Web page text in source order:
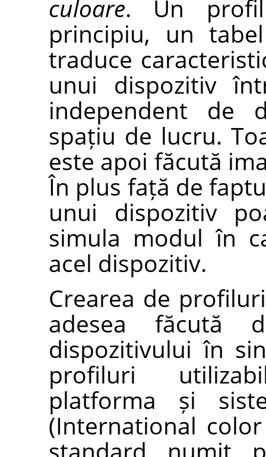
culoare. Un
principiu, un
traduce
unui dispozitiv
independent de
spațiu de lucru.
este apoi făcută
În plus față de
unui dispozitiv
simula modul în
acel dispozitiv.
Crearea de
adesea făcută
dispozitivului în
profiluri
platforma și
(International
standard numit